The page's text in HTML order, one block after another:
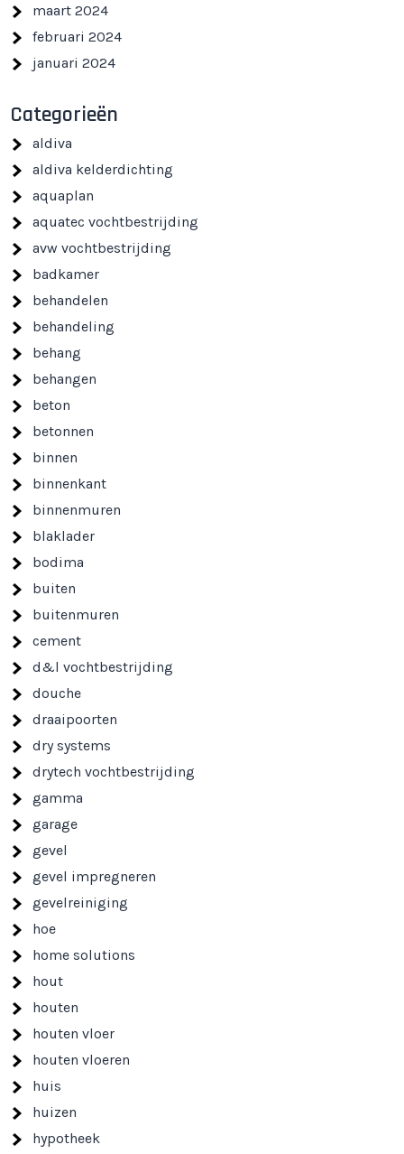
maart 2024
februari 2024
januari 2024
Categorieën
aldiva
aldiva kelderdichting
aquaplan
aquatec vochtbestrijding
avw vochtbestrijding
badkamer
behandelen
behandeling
behang
behangen
beton
betonnen
binnen
binnenkant
binnenmuren
blaklader
bodima
buiten
buitenmuren
cement
d&l vochtbestrijding
douche
draaipoorten
dry systems
drytech vochtbestrijding
gamma
garage
gevel
gevel impregneren
gevelreiniging
hoe
home solutions
hout
houten
houten vloer
houten vloeren
huis
huizen
hypotheek